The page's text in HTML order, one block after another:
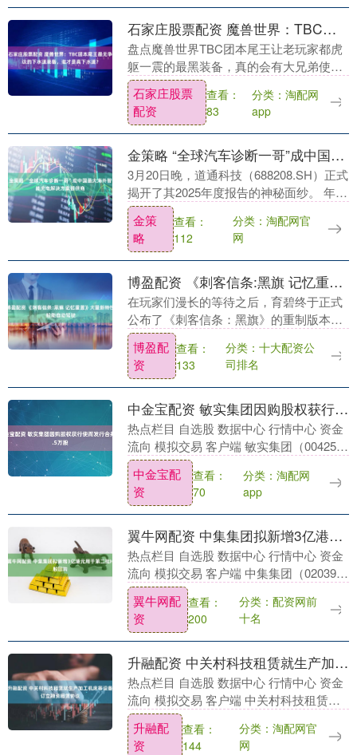
石家庄股票配资 魔兽世界：TBC团本尾王最无争议的下水道装备，谁才是真下水道？
盘点魔兽世界TBC团本尾王让老玩家都虎
躯一震的最黑装备，真的会有大兄弟使用
吗？速看！ 一、卡拉赞马克扎尔王子：斩
首者 作为TBC“启蒙团本”，卡拉赞尾王马
克扎尔....
石家庄股票
配资
查看：
83
分类：淘配网
app
金策略 “全球汽车诊断一哥”成中国最大海外智能充电解决方案提供商
3月20日晚，道通科技（688208.SH）正式
揭开了其2025年度报告的神秘面纱。 年报
显示，道通科技在营收与净利规模上刷新
历史纪录：全年实现营业收入48.3....
金策
略
查看：
112
分类：淘配网官
网
博盈配资 《刺客信条:黑旗 记忆重置》大量新特性 船能自动驾驶
在玩家们漫长的等待之后，育碧终于正式
公布了《刺客信条：黑旗》的重制版本，
命名为《刺客信条：黑旗 记忆重置》。这
不仅仅是一次简单的视觉升级，开发团队
还确认将加入大....
博盈配
资
查看：
133
分类：十大配资公
司排名
中金宝配资 敏实集团因购股权获行使而发行合共27.5万股
热点栏目 自选股 数据中心 行情中心 资金
流向 模拟交易 客户端 敏实集团（00425）
发布公告，于2025年12月18日或以前根据
于2012年5月22日采纳的....
中金宝配
资
查看：
70
分类：淘配网
app
翼牛网配资 中集集团拟新增3亿港元用于第二批H股回购
热点栏目 自选股 数据中心 行情中心 资金
流向 模拟交易 客户端 中集集团（02039）
公布，为进一步维护股东权益，增强投资
者信心，在综合考虑公司财务状况、未
来....
翼牛网配
资
查看：
200
分类：配资网前
十名
升融配资 中关村科技租赁就生产加工机床等设备订立融资租赁协议
热点栏目 自选股 数据中心 行情中心 资金
流向 模拟交易 客户端 中关村科技租赁
（01601）发布公告，于2025年12月18
日，本公司作为出租人与承租人精进电....
升融配
资
查看：
144
分类：淘配网官
网